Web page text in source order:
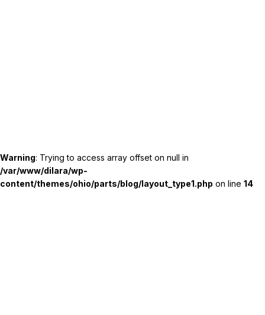
Warning: Trying to access array offset on null in
/var/www/dilara/wp-
content/themes/ohio/parts/blog/layout_type1.php on line 14